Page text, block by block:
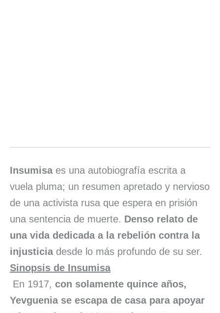
Insumisaes una autobiografía escrita a
vuela pluma; un resumen apretado y nervioso
de una activista rusa que espera en prisión
una sentencia de muerte. Denso relato de
una vida dedicada a la rebelión contra la
injusticiadesde lo más profundo de su ser.
Sinopsis de Insumisa
En 1917, con solamente quince años,
Yevguenia se escapa de casa para apoyar